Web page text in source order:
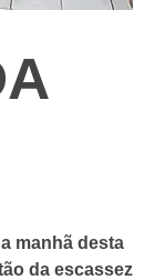
manhã desta
da escassez